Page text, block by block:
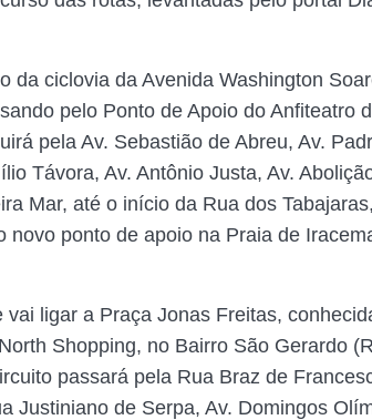
da ciclovia da Avenida Washington
pelo Ponto de Apoio do Anfiteatro
pela Av. Sebastião de Abreu, Av.
Távora, Av. Antônio Justa, Av.
Mar, até o início da Rua dos
novo ponto de apoio na Praia de
vai ligar a Praça Jonas Freitas,
Shopping, no Bairro São Gerardo
passará pela Rua Braz de
Justiniano de Serpa, Av. Domingos